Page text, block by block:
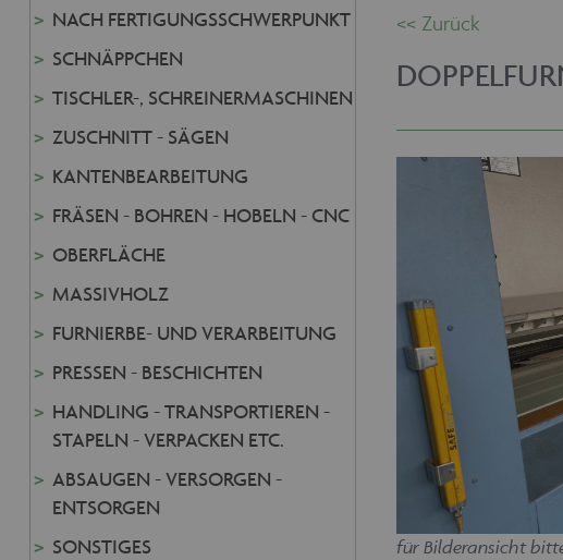
NACH FERTIGUNGSSCHWERPUNKT
SCHNÄPPCHEN
TISCHLER-, SCHREINERMASCHINEN
ZUSCHNITT - SÄGEN
KANTENBEARBEITUNG
FRÄSEN - BOHREN - HOBELN - CNC
OBERFLÄCHE
MASSIVHOLZ
FURNIERBE- UND VERARBEITUNG
PRESSEN - BESCHICHTEN
HANDLING - TRANSPORTIEREN -
STAPELN - VERPACKEN ETC.
ABSAUGEN - VERSORGEN -
ENTSORGEN
SONSTIGES
für Bilderansicht